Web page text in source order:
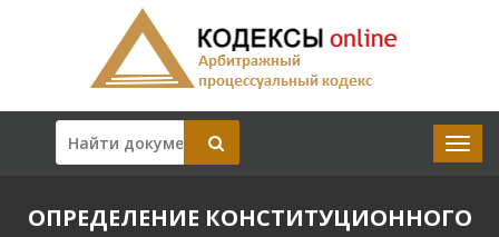
ОПРЕДЕЛЕНИЕ КОНСТИТУЦИОННОГО